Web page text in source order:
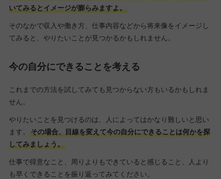
いてみるとイメージが膨らみますよ。
そのなかで収入や働き方、仕事内容などから将来像をイメージし
てみると、やりたいことが見つかるかもしれません。
今の自分にできることを考える
これまでの方法を試してみても見つからない方もいるかもしれま
せん。
やりたいことを見つけるのは、人によってはかなり難しいと思い
ます。
その場合、目線を変えて今の自分にできることは何かを探
してみましょう。
仕事で得意なこと、周りよりもできていると感じること、人より
も早くできることを振り返ってみてください。